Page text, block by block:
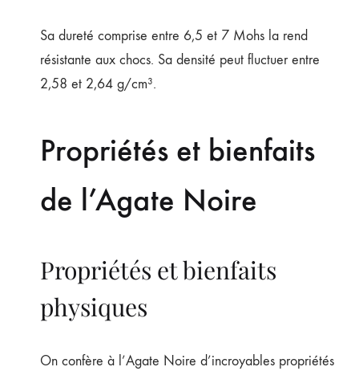
Sa dureté comprise entre 6,5 et 7 Mohs la rend
résistante aux chocs. Sa densité peut fluctuer entre
2,58 et 2,64 g/cm³.
Propriétés et bienfaits
de l’Agate Noire
Propriétés et bienfaits
physiques
On confère à l’Agate Noire d’incroyables propriétés